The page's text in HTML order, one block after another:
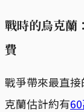
戰時的烏克蘭
費
戰爭帶來最直
克蘭估計約有